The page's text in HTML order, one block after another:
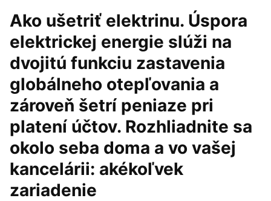
Ako ušetriť elektrinu. Úspora
elektrickej energie slúži na
dvojitú funkciu zastavenia
globálneho otepľovania a
zároveň šetrí peniaze pri
platení účtov. Rozhliadnite sa
okolo seba doma a vo vašej
kancelárii: akékoľvek
zariadenie